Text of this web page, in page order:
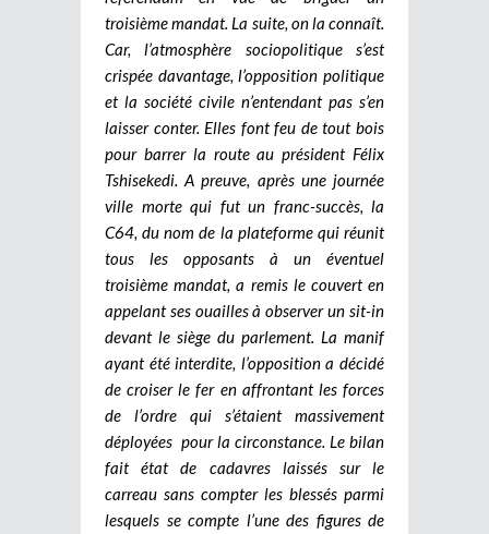
troisième mandat. La suite, on la connaît.
Car, l’atmosphère sociopolitique s’est
crispée davantage, l’opposition politique
et la société civile n’entendant pas s’en
laisser conter. Elles font feu de tout bois
pour barrer la route au président Félix
Tshisekedi. A preuve, après une journée
ville morte qui fut un franc-succès, la
C64, du nom de la plateforme qui réunit
tous les opposants à un éventuel
troisième mandat, a remis le couvert en
appelant ses ouailles à observer un sit-in
devant le siège du parlement. La manif
ayant été interdite, l’opposition a décidé
de croiser le fer en affrontant les forces
de l’ordre qui s’étaient massivement
déployées pour la circonstance. Le bilan
fait état de cadavres laissés sur le
carreau sans compter les blessés parmi
lesquels se compte l’une des figures de